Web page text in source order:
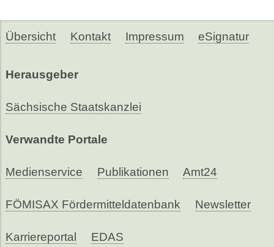
Übersicht Kontakt Impressum eSignatur
Herausgeber
Sächsische Staatskanzlei
Verwandte Portale
Medienservice Publikationen Amt24
FÖMISAX Fördermitteldatenbank Newsletter
Karriereportal EDAS